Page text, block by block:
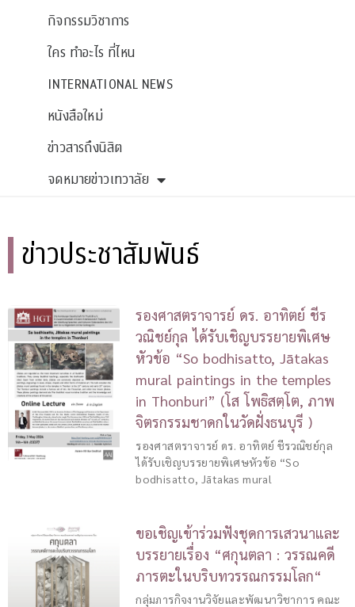
กิจกรรมวิชาการ
ใคร ทำอะไร ที่ไหน
INTERNATIONAL NEWS
หนังสือใหม่
ข่าวสารถึงนิสิต
จดหมายข่าวเทวาลัย
ข่าวประชาสัมพันธ์
รองศาสตราจารย์ ดร. อาทิตย์ ชีร
วณิชย์กุล ได้รับเชิญบรรยายพิเศษ
หัวข้อ “So bodhisatto, Jātakas
mural paintings in the temples
in Thonburi” (โส โพธิสตฺโต, ภาพ
จิตรกรรมชาดกในวัดฝั่งธนบุรี )
รองศาสตราจารย์ ดร. อาทิตย์ ชีรวณิชย์กุล
ได้รับเชิญบรรยายพิเศษหัวข้อ “So
bodhisatto, Jātakas mural
ขอเชิญเข้าร่วมฟังชุดการเสวนาและ
บรรยายเรื่อง “ศกุนตลา : วรรณคดี
ภารตะในบริบทวรรณกรรมโลก“
กลุ่มภารกิจงานวิจัยและพัฒนาวิชาการ คณะ